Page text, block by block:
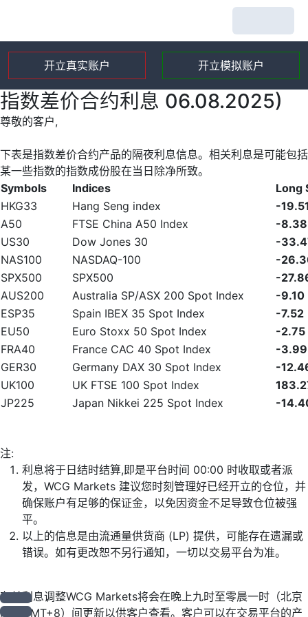
开立真实账户 开立模拟账户
指数差价合约利息 06.08.2025)
尊敬的客户,
下表是指数差价合约产品的隔夜利息信息。相关利息是可能包括
某一些指数的指数成份股在当日除净所致。
Symbols
Indices
Long
HKG33
Hang Seng index
-
A50
FTSE China A50 Index
-8.38
US30
Dow Jones 30
-
NAS100
NASDAQ-100
-
SPX500
SPX500
-
AUS200
Australia SP/ASX 200 Spot Index
-9.10
ESP35
Spain IBEX 35 Spot Index
-7.52
EU50
Euro Stoxx 50 Spot Index
-2.75
FRA40
France CAC 40 Spot Index
-3.99
GER30
Germany DAX 30 Spot Index
-
UK100
UK FTSE 100 Spot Index
JP225
Japan Nikkei 225 Spot Index -
注:
利息将于日结时结算,即是平台时间 00:00 时收取或者派
发，WCG Markets 建议您时刻管理好已经开立的仓位，并
确保账户有足够的保证金，以免因资金不足导致仓位被强
平。
以上的信息是由流通量供货商 (LP) 提供，可能存在遗漏或
错误。如有更改恕不另行通知，一切以交易平台为准。
有关利息调整WCG Markets将会在晚上九时至零晨一时（北京
时间GMT+8）间更新以供客户查看。客户可以在交易平台的产